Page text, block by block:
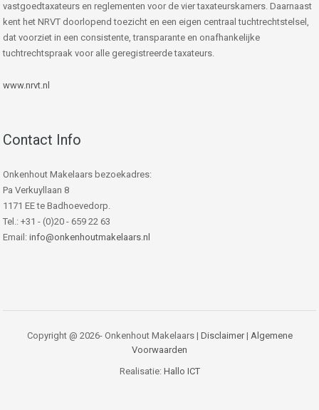
vastgoedtaxateurs en reglementen voor de vier taxateurskamers. Daarnaast
kent het NRVT doorlopend toezicht en een eigen centraal tuchtrechtstelsel,
dat voorziet in een consistente, transparante en onafhankelijke
tuchtrechtspraak voor alle geregistreerde taxateurs.
www.nrvt.nl
Contact Info
Onkenhout Makelaars bezoekadres:
Pa Verkuyllaan 8
1171 EE te Badhoevedorp.
Tel.: +31 - (0)20 - 659 22 63
Email: info@onkenhoutmakelaars.nl
Copyright @ 2026- Onkenhout Makelaars | Disclaimer| Algemene
Voorwaarden
Realisatie: Hallo ICT